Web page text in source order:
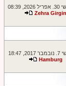
08:39
Zehra Girgin
18:47
Hamburg